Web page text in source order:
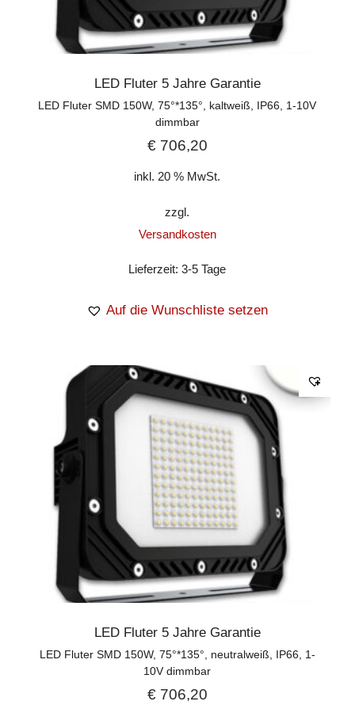
LED Fluter 5 Jahre Garantie
LED Fluter SMD 150W, 75°*135°, kaltweiß, IP66, 1-10V
dimmbar
€706,20
inkl. 20 % MwSt.
zzgl.
Versandkosten
Lieferzeit:3-5 Tage
Auf die Wunschliste setzen
LED Fluter 5 Jahre Garantie
LED Fluter SMD 150W, 75°*135°, neutralweiß, IP66, 1-
10V dimmbar
€706,20